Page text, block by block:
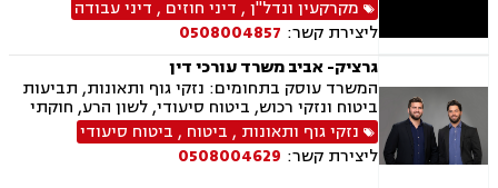
(AI) וטכנולוגיה,יישוב סכסוכים ,ביטחון וניהול
משברים,,ייעוץ רגולטורי וחקיקה
מקרקעין ונדל"ן, דיני חוזים , דיני עבודה
ליצירת קשר: 0508004857
גרציק- אביב משרד עורכי דין
המשרד עוסק בתחומים: נזקי גוף ותאונות, תביעות
ביטוח ונזקי רכוש, ביטוח סיעודי, לשון הרע, חוקתי
מנהלי, ייפוי כוח מתמשך, רשויות מקומיות משפטי
מסחרי אזרחי
נזקי גוף ותאונות , ביטוח , ביטוח סיעודי
ליצירת קשר: 0508004629